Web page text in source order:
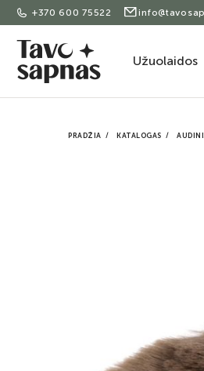
+370 600 75522
Užuolaidos
PRADŽIA KATALOGAS